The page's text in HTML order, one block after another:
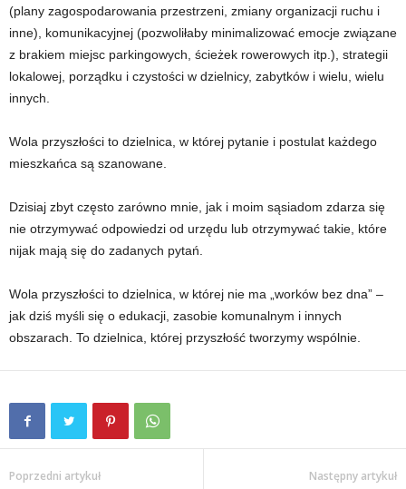
(plany zagospodarowania przestrzeni, zmiany organizacji ruchu i
inne), komunikacyjnej (pozwoliłaby minimalizować emocje związane
z brakiem miejsc parkingowych, ścieżek rowerowych itp.), strategii
lokalowej, porządku i czystości w dzielnicy, zabytków i wielu, wielu
innych.
Wola przyszłości to dzielnica, w której pytanie i postulat każdego
mieszkańca są szanowane.
Dzisiaj zbyt często zarówno mnie, jak i moim sąsiadom zdarza się
nie otrzymywać odpowiedzi od urzędu lub otrzymywać takie, które
nijak mają się do zadanych pytań.
Wola przyszłości to dzielnica, w której nie ma „worków bez dna” –
jak dziś myśli się o edukacji, zasobie komunalnym i innych
obszarach. To dzielnica, której przyszłość tworzymy wspólnie.
Poprzedni artykuł Następny artykuł